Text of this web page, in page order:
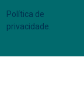
Política de
privacidade.